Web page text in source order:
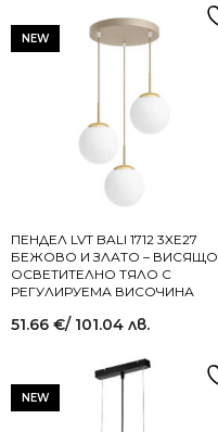
NEW
ПЕНДЕЛ LVT BALI 1712 3XE27
БЕЖОВО И ЗЛАТО – ВИСЯЩО
ОСВЕТИТЕЛНО ТЯЛО С
РЕГУЛИРУЕМА ВИСОЧИНА
51.66 €/ 101.04 лв.
NEW